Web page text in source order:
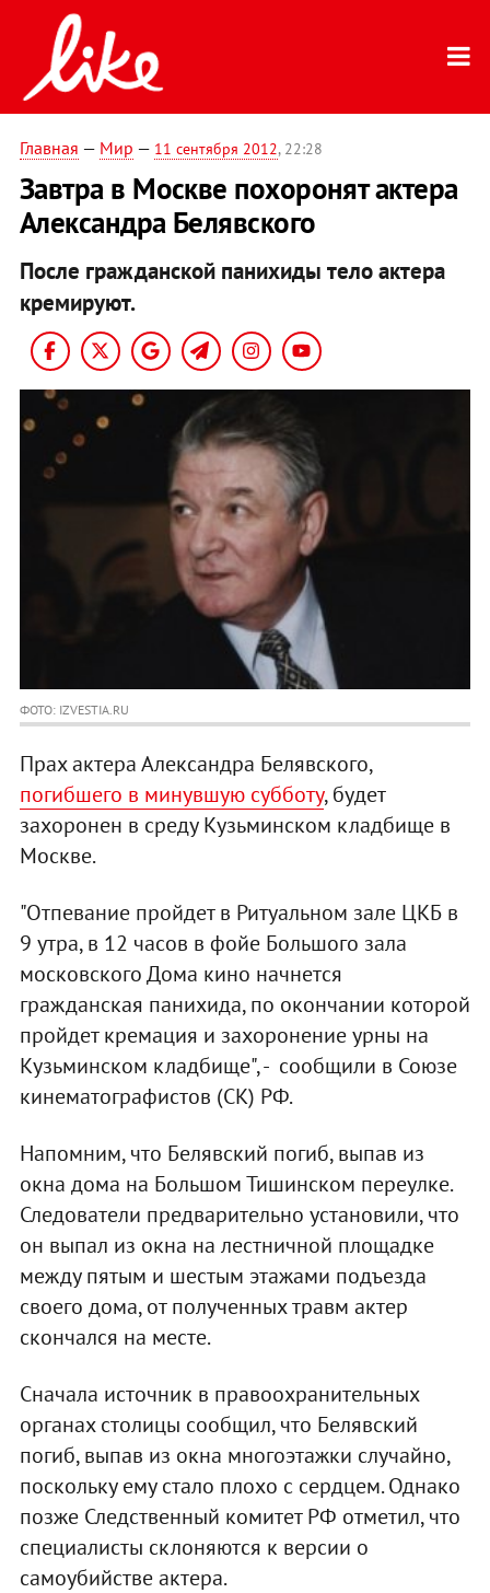
Главная — Мир — 11 сентября 2012, 22:28
Завтра в Москве похоронят актера
Александра Белявского
После гражданской панихиды тело актера
кремируют.
ФОТО: IZVESTIA.RU
Прах актера Александра Белявского,
погибшего в минувшую субботу, будет
захоронен в среду Кузьминском кладбище в
Москве.
"Отпевание пройдет в Ритуальном зале ЦКБ в
9 утра, в 12 часов в фойе Большого зала
московского Дома кино начнется
гражданская панихида, по окончании которой
пройдет кремация и захоронение урны на
Кузьминском кладбище", - сообщили в Союзе
кинематографистов (СК) РФ.
Напомним, что Белявский погиб, выпав из
окна дома на Большом Тишинском переулке.
Следователи предварительно установили, что
он выпал из окна на лестничной площадке
между пятым и шестым этажами подъезда
своего дома, от полученных травм актер
скончался на месте.
Сначала источник в правоохранительных
органах столицы сообщил, что Белявский
погиб, выпав из окна многоэтажки случайно,
поскольку ему стало плохо с сердцем. Однако
позже Следственный комитет РФ отметил, что
специалисты склоняются к версии о
самоубийстве актера.